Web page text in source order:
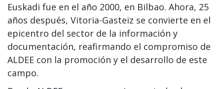
Euskadi fue en el año 2000, en Bilbao. Ahora, 25
años después, Vitoria-Gasteiz se convierte en el
epicentro del sector de la información y
documentación, reafirmando el compromiso de
ALDEE con la promoción y el desarrollo de este
campo.